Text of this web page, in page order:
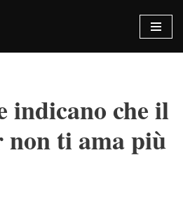
indicano che il
ti ama più